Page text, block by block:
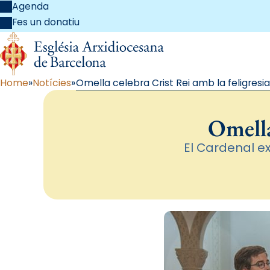
Agenda
Fes un donatiu
Home Notícies Omella celebra Crist Rei amb la feligresia
El Cardenal